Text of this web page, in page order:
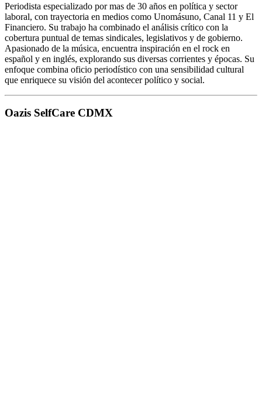
Periodista especializado por mas de 30 años en política y sector
laboral, con trayectoria en medios como Unomásuno, Canal 11 y El
Financiero. Su trabajo ha combinado el análisis crítico con la
cobertura puntual de temas sindicales, legislativos y de gobierno.
Apasionado de la música, encuentra inspiración en el rock en
español y en inglés, explorando sus diversas corrientes y épocas. Su
enfoque combina oficio periodístico con una sensibilidad cultural
que enriquece su visión del acontecer político y social.
Oazis SelfCare CDMX